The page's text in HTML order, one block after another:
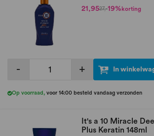
21,9527,-19% korting
- + In
Op voorraad , voor 14:00 besteld vandaag verzonden
It's a 10 Miracle
Plus Keratin 148ml